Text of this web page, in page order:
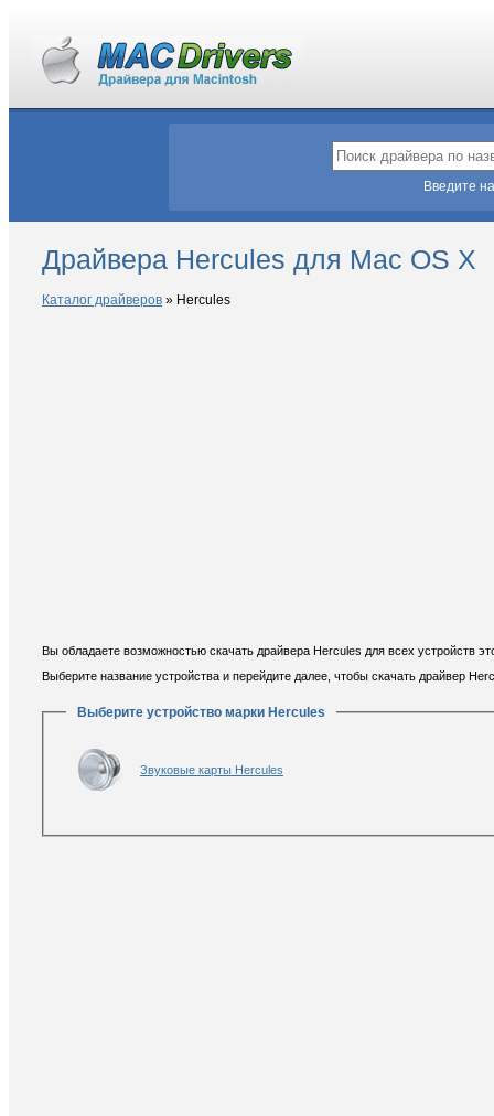
Введите
Драйвера Hercules для Mac OS X
Каталог драйверов » Hercules
Вы обладаете возможностью скачать драйвера Hercules для всех устройств
Выберите название устройства и перейдите далее, чтобы скачать драйвер
Выберите устройство марки Hercules
Звуковые карты Hercules